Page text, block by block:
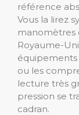
référence
Vous la lirez
manomètres
Royaume-
ou les
lecture très
pression se
cadran.